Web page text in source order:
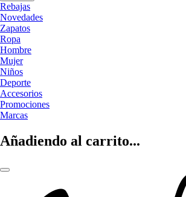
Rebajas
Novedades
Zapatos
Ropa
Hombre
Mujer
Niños
Deporte
Accesorios
Promociones
Marcas
Añadiendo al carrito...